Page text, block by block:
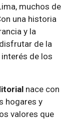
muchos de
una historia
y la
de la
de los
nace con
hogares y
valores que